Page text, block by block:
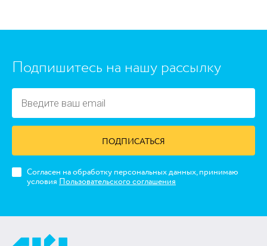
Подпишитесь на нашу рассылку
ПОДПИСАТЬСЯ
Согласен на обработку персональных данных, принимаю
условия Пользовательского соглашения